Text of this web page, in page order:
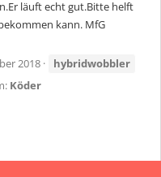
läuft echt gut.Bitte helft
kann. MfG
2018
hybridwobbler
Köder